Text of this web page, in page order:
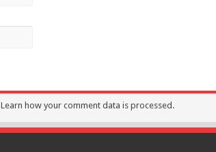
Learn how your comment data is processed.